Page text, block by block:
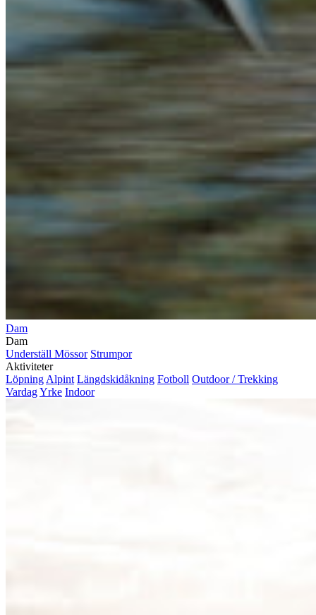
Dam
Dam
Underställ Mössor Strumpor
Aktiviteter
Löpning Alpint Längdskidåkning Fotboll Outdoor / Trekking
VardagYrke Indoor